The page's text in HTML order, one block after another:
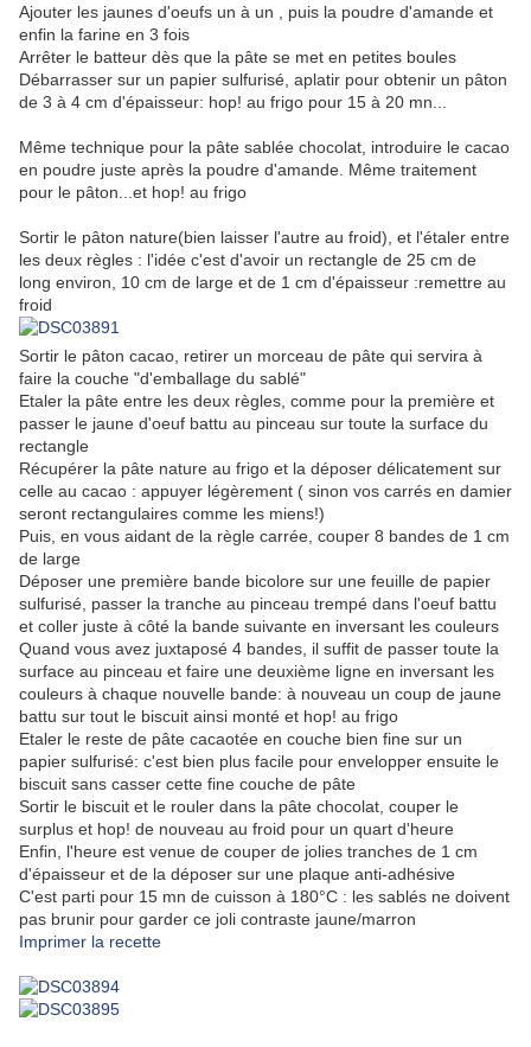
Ajouter les jaunes d'oeufs un à un , puis la poudre d'amande et
enfin la farine en 3 fois
Arrêter le batteur dès que la pâte se met en petites boules
Débarrasser sur un papier sulfurisé, aplatir pour obtenir un pâton
de 3 à 4 cm d'épaisseur: hop! au frigo pour 15 à 20 mn...
Même technique pour la pâte sablée chocolat, introduire le cacao
en poudre juste après la poudre d'amande. Même traitement
pour le pâton...et hop! au frigo
Sortir le pâton nature(bien laisser l'autre au froid), et l'étaler entre
les deux règles : l'idée c'est d'avoir un rectangle de 25 cm de
long environ, 10 cm de large et de 1 cm d'épaisseur :remettre au
froid
Sortir le pâton cacao, retirer un morceau de pâte qui servira à
faire la couche "d'emballage du sablé"
Etaler la pâte entre les deux règles, comme pour la première et
passer le jaune d'oeuf battu au pinceau sur toute la surface du
rectangle
Récupérer la pâte nature au frigo et la déposer délicatement sur
celle au cacao : appuyer légèrement ( sinon vos carrés en damier
seront rectangulaires comme les miens!)
Puis, en vous aidant de la règle carrée, couper 8 bandes de 1 cm
de large
Déposer une première bande bicolore sur une feuille de papier
sulfurisé, passer la tranche au pinceau trempé dans l'oeuf battu
et coller juste à côté la bande suivante en inversant les couleurs
Quand vous avez juxtaposé 4 bandes, il suffit de passer toute la
surface au pinceau et faire une deuxième ligne en inversant les
couleurs à chaque nouvelle bande: à nouveau un coup de jaune
battu sur tout le biscuit ainsi monté et hop! au frigo
Etaler le reste de pâte cacaotée en couche bien fine sur un
papier sulfurisé: c'est bien plus facile pour envelopper ensuite le
biscuit sans casser cette fine couche de pâte
Sortir le biscuit et le rouler dans la pâte chocolat, couper le
surplus et hop! de nouveau au froid pour un quart d'heure
Enfin, l'heure est venue de couper de jolies tranches de 1 cm
d'épaisseur et de la déposer sur une plaque anti-adhésive
C'est parti pour 15 mn de cuisson à 180°C : les sablés ne doivent
pas brunir pour garder ce joli contraste jaune/marron
Imprimer la recette